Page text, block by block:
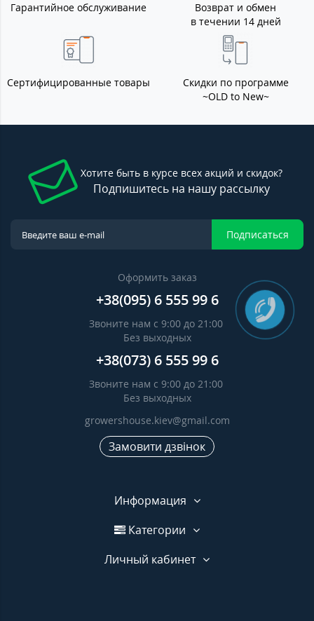
Гарантийное обслуживание
Возврат и обмен
в течении 14 дней
Сертифицированные товары
Скидки по программе
~OLD to New~
Хотите быть в курсе всех акций и скидок?
Подпишитесь на нашу рассылку
Подписаться
Оформить заказ
+38(095) 6 555 99 6
Звоните нам с 9:00 до 21:00
Без выходных
+38(073) 6 555 99 6
Звоните нам с 9:00 до 21:00
Без выходных
growershouse.kiev@gmail.com
Замовити дзвінок
Информация
Категории
Личный кабинет